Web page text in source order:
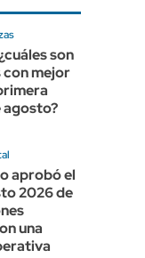
son
con mejor
agosto?
aprobó el
2026 de
una